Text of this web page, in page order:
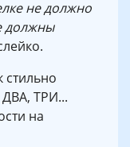
не должно
должны